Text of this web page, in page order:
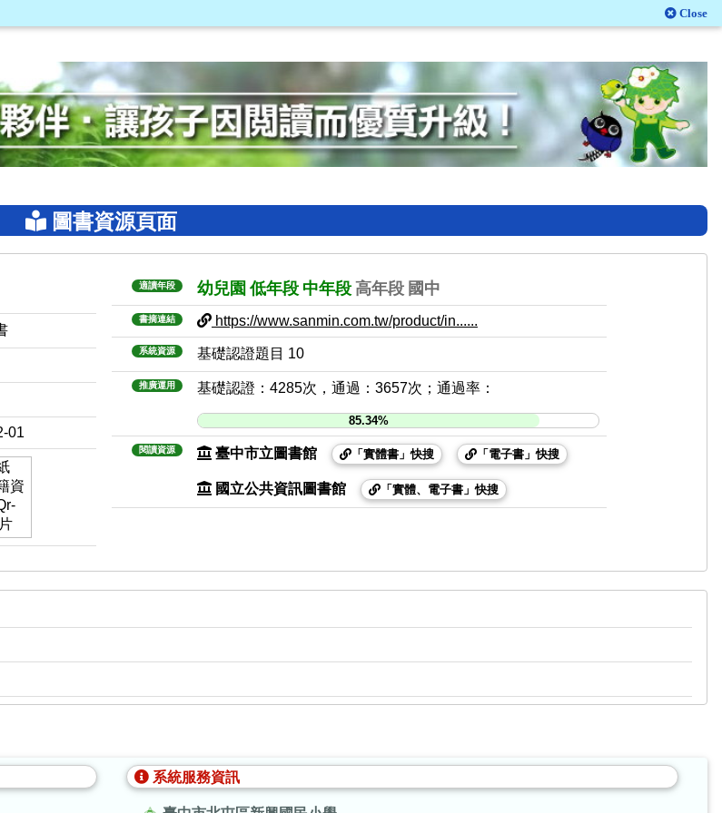
Close
圖書資源頁面
01
適讀年段 幼兒園 低年段 中年段 高年段 國中
書摘連結 https://www.sanmin.com.tw/product/in......
系統資源 基礎認證題目 10
推廣運用 基礎認證：4285次，通過：3657次；通過率：
85.34%
閱讀資源 臺中市立圖書館 「實體書」快搜 「電子書」快搜
國立公共資訊圖書館 「實體、電子書」快搜
系統服務資訊